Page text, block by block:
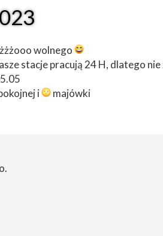
wolnego
stacje pracują 24 H, dlatego
i
majówki